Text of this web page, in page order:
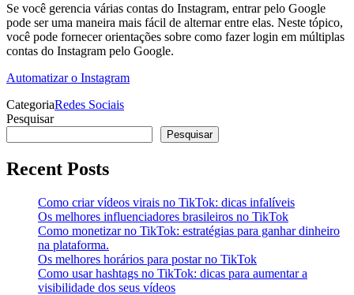
Se você gerencia várias contas do Instagram, entrar pelo Google
pode ser uma maneira mais fácil de alternar entre elas. Neste tópico,
você pode fornecer orientações sobre como fazer login em múltiplas
contas do Instagram pelo Google.
Automatizar o Instagram
CategoriaRedes Sociais
Pesquisar
Pesquisar
Recent Posts
Como criar vídeos virais no TikTok: dicas infalíveis
Os melhores influenciadores brasileiros no TikTok
Como monetizar no TikTok: estratégias para ganhar dinheiro
na plataforma.
Os melhores horários para postar no TikTok
Como usar hashtags no TikTok: dicas para aumentar a
visibilidade dos seus vídeos